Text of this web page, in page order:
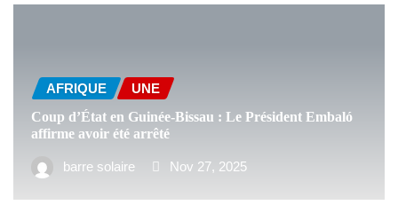
AFRIQUE
UNE
Coup d’État en Guinée-Bissau : Le Président Embaló
affirme avoir été arrêté
barre solaire Nov 27, 2025